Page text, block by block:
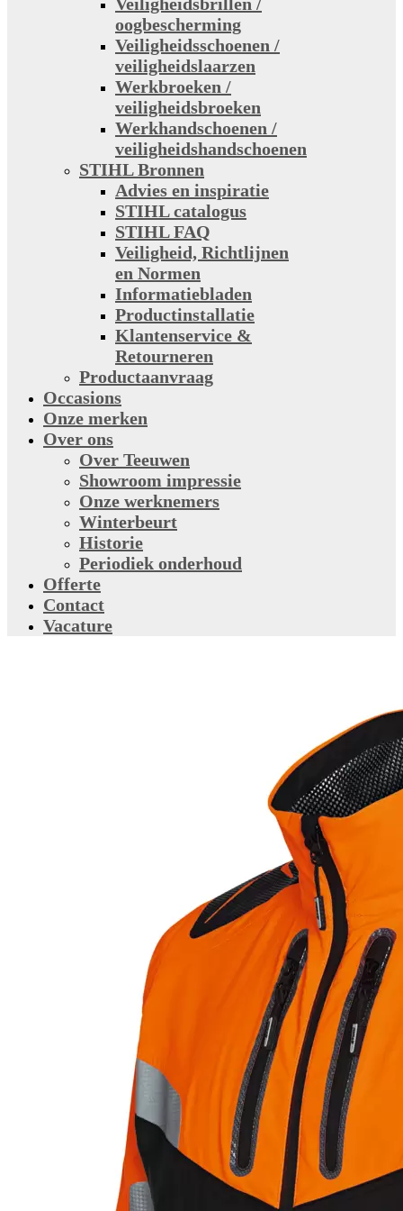
oogbescherming
Veiligheidsschoenen /
veiligheidslaarzen
Werkbroeken /
veiligheidsbroeken
Werkhandschoenen /
veiligheidshandschoenen
STIHL Bronnen
Advies en inspiratie
STIHL catalogus
STIHL FAQ
Veiligheid, Richtlijnen
en Normen
Informatiebladen
Productinstallatie
Klantenservice &
Retourneren
Productaanvraag
Occasions
Onze merken
Over ons
Over Teeuwen
Showroom impressie
Onze werknemers
Winterbeurt
Historie
Periodiek onderhoud
Offerte
Contact
Vacature